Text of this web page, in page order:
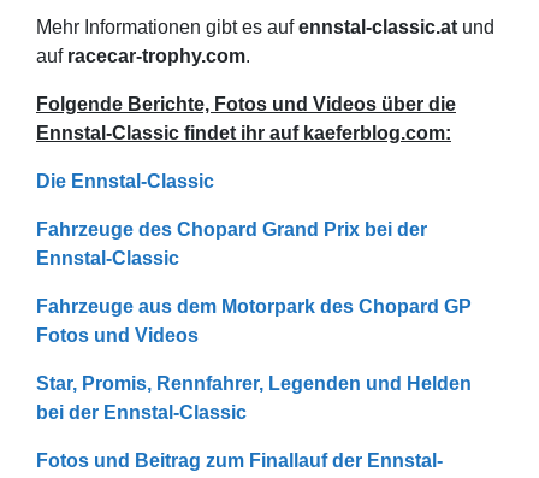
Mehr Informationen gibt es aufennstal-classic.at und
auf racecar-trophy.com.
Folgende Berichte, Fotos und Videos über die
Ennstal-Classic findet ihr auf kaeferblog.com:
Die Ennstal-Classic
Fahrzeuge des Chopard Grand Prix bei der
Ennstal-Classic
Fahrzeuge aus dem Motorpark des Chopard GP
Fotos und Videos
Star, Promis, Rennfahrer, Legenden und Helden
bei der Ennstal-Classic
Fotos und Beitrag zum Finallauf der Ennstal-